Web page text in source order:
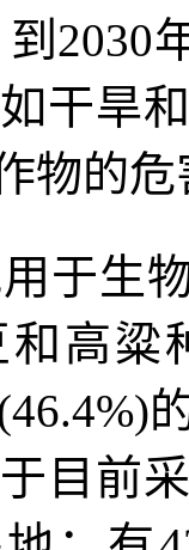
2030
干旱
物的
于生
高粱
目前